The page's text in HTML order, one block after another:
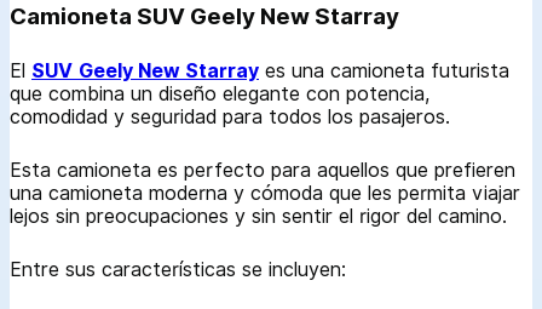
Camioneta SUV Geely New Starray
El SUV Geely New Starray es una camioneta futurista
que combina un diseño elegante con potencia,
comodidad y seguridad para todos los pasajeros.
Esta camioneta es perfecto para aquellos que prefieren
una camioneta moderna y cómoda que les permita viajar
lejos sin preocupaciones y sin sentir el rigor del camino.
Entre sus características se incluyen: